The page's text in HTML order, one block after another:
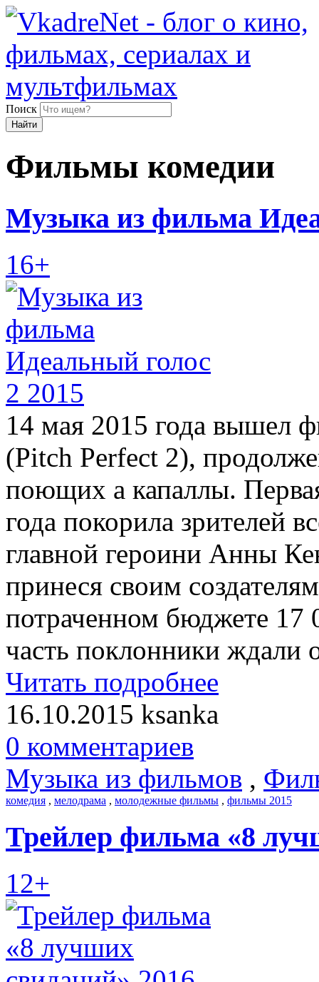
Поиск
Найти
Фильмы комедии
Музыка из фильма
16+
14 мая 2015 года вышел
(Pitch Perfect 2),
поющих а капаллы.
года покорила зрителей
главной героини Анны
принеся своим
потраченном бюджете
часть поклонники ждали
Читать подробнее
16.10.2015 ksanka
0 комментариев
Музыка из фильмов ,
комедия , мелодрама , молодежные фильмы , фильмы 2015
Трейлер фильма «8
12+